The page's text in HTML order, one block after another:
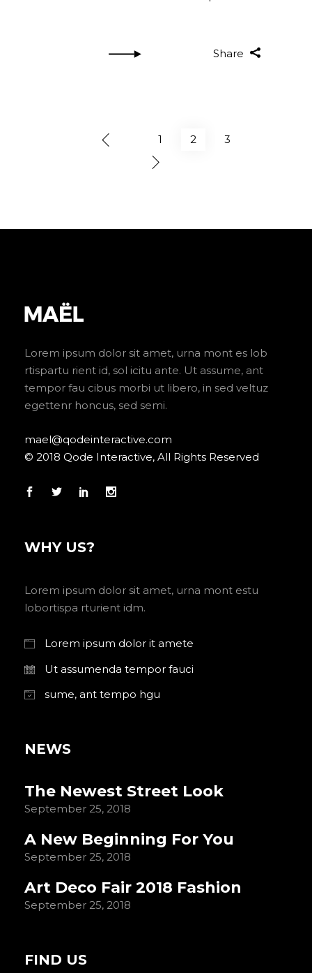
Share
1 2 3
Lorem ipsum dolor sit amet, urna mont es lob
rtispartu rient id, sol icitu ante. Ut assume, ant
tempor fau cibus morbi ut libero, in sed veltuz
egettenr honcus, sed semi.
mael@qodeinteractive.com
© 2018 Qode Interactive, All Rights Reserved
WHY US?
Lorem ipsum dolor sit amet, urna mont estu
lobortispa rturient idm.
Lorem ipsum dolor it amete
Ut assumenda tempor fauci
sume, ant tempo hgu
NEWS
The Newest Street Look
September 25, 2018
A New Beginning For You
September 25, 2018
Art Deco Fair 2018 Fashion
September 25, 2018
FIND US